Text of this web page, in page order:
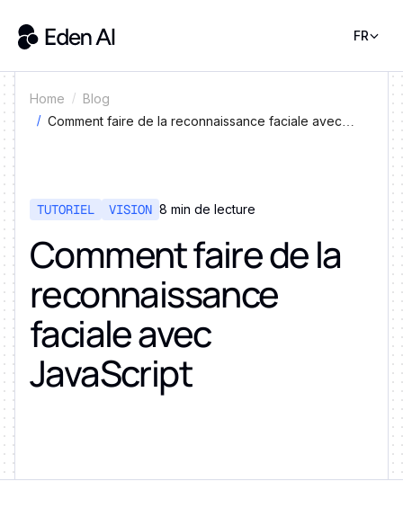
FR
Home
Blog
Comment faire de la reconnaissance faciale avec
TUTORIEL VISION 8 min de lecture
Comment faire de la
reconnaissance
faciale avec
JavaScript